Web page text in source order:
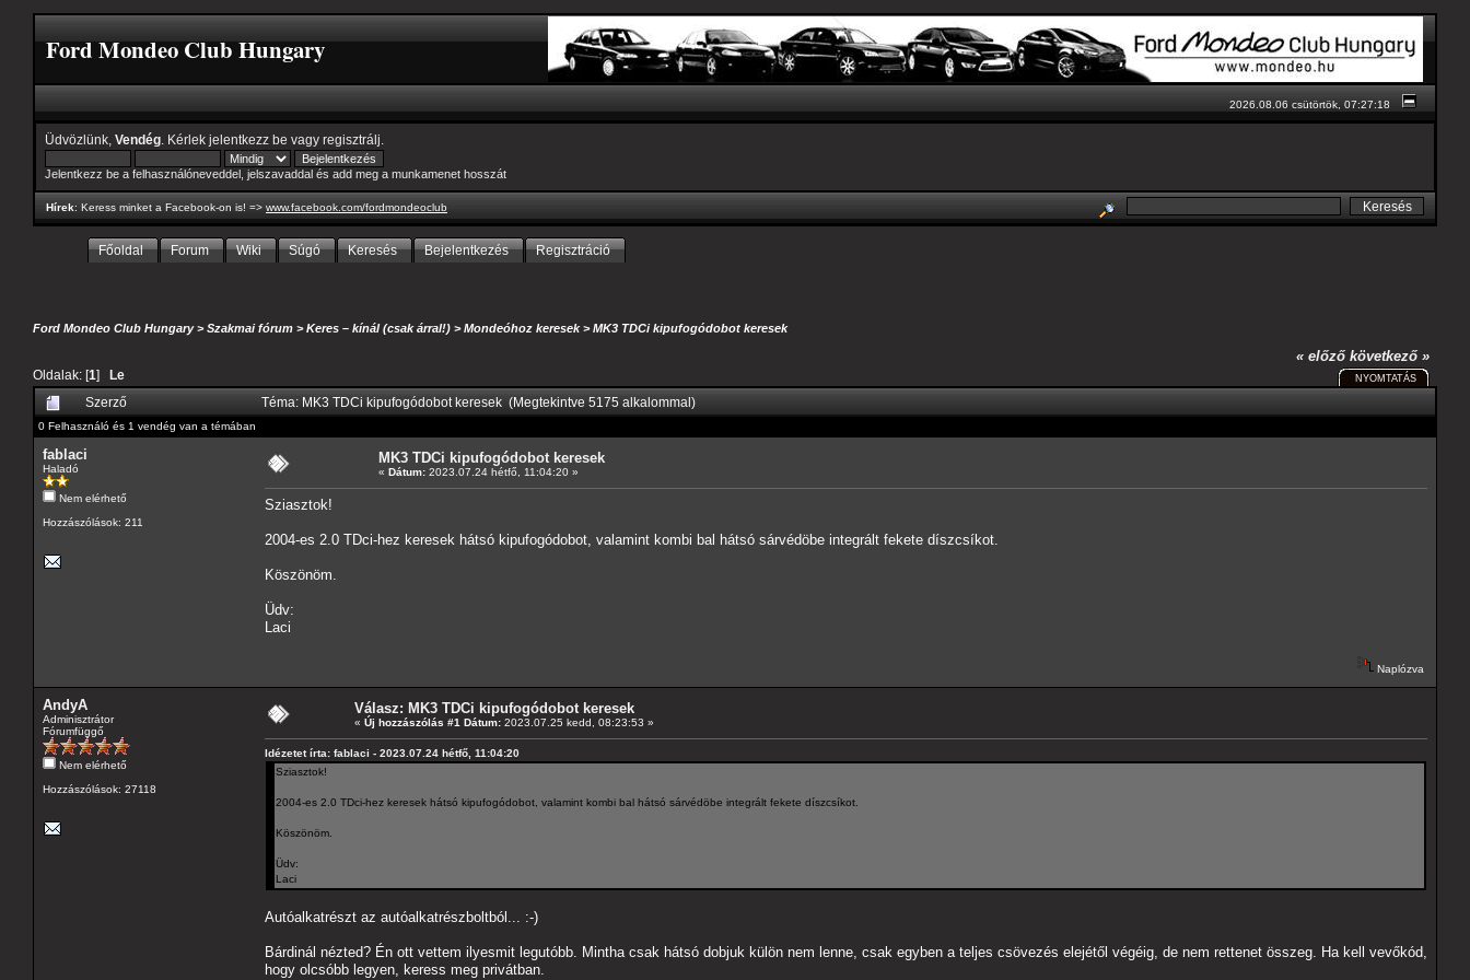
Ford Mondeo Club Hungary
2026.08.06 csütörtök, 07:27:18
Üdvözlünk, Vendég . Kérlek jelentkezz be vagy regisztrálj
Jelentkezz be a felhasználóneveddel, jelszavaddal és add meg a munkamenet hosszát
Hírek: Keress minket a Facebook-on is! => www.facebook.com/fordmondeoclub
Főoldal Forum Wiki Súgó Keresés Bejelentkezés Regisztráció
Ford Mondeo Club Hungary>Szakmai fórum >Keres – kínál (csak árral!) >Mondeóhoz keresek>MK3 TDCi kipufogódobot keresek
Oldalak: [1] Le
« előző következő »
NYOMTATÁS
Szerző Téma: MK3 TDCi kipufogódobot keresek (Megtekintve 5175 alkalommal)
0 Felhasználó és 1 vendég van a témában
fablaci
Haladó
Nem elérhető
Hozzászólások: 211
MK3 TDCi kipufogódobot keresek
« Dátum: 2023.07.24 hétfő, 11:04:20 »
Sziasztok!
2004-es 2.0 TDci-hez keresek hátsó kipufogódobot, valamint kombi bal hátsó sárvédöbe integrált fekete díszcsíkot.
Köszönöm.
Üdv:
Laci
Naplózva
AndyA
Adminisztrátor
Fórumfüggő
Nem elérhető
Hozzászólások: 27118
Válasz: MK3 TDCi kipufogódobot keresek
« Új hozzászólás #1 Dátum: 2023.07.25 kedd, 08:23:53 »
Idézetet írta: fablaci - 2023.07.24 hétfő, 11:04:20
Sziasztok!
2004-es 2.0 TDci-hez keresek hátsó kipufogódobot, valamint kombi bal hátsó sárvédöbe integrált fekete díszcsíkot.
Köszönöm.
Üdv:
Laci
Autóalkatrészt az autóalkatrészboltból... :-)
Bárdinál nézted? Én ott vettem ilyesmit legutóbb. Mintha csak hátsó dobjuk külön nem lenne, csak egyben a teljes csövezés elejétől végéig, de nem rettenet összeg. Ha kell vevőkód,
hogy olcsóbb legyen, keress meg privátban.